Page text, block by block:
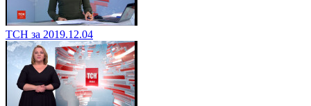
ТСН за 2019.12.04